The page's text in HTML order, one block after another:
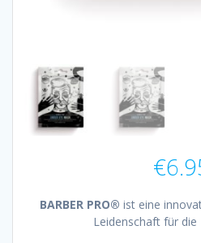
€
BARBER PRO® ist eine
Leidenschaft für die